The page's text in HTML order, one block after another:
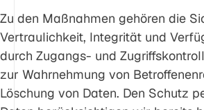
Zu den Maßnahmen gehören die
Vertraulichkeit, Integrität und
durch Zugangs- und
zur Wahrnehmung von
Löschung von Daten. Den Schutz